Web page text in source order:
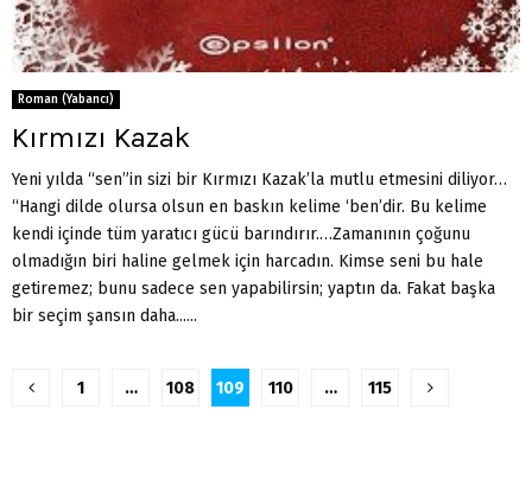
Roman (Yabancı)
Kırmızı Kazak
Yeni yılda “sen”in sizi bir Kırmızı Kazak’la mutlu etmesini diliyor…
“Hangi dilde olursa olsun en baskın kelime ‘ben’dir. Bu kelime
kendi içinde tüm yaratıcı gücü barındırır.…Zamanının çoğunu
olmadığın biri haline gelmek için harcadın. Kimse seni bu hale
getiremez; bunu sadece sen yapabilirsin; yaptın da. Fakat başka
bir seçim şansın daha......
Yazı
1 … 108 109 110 … 115